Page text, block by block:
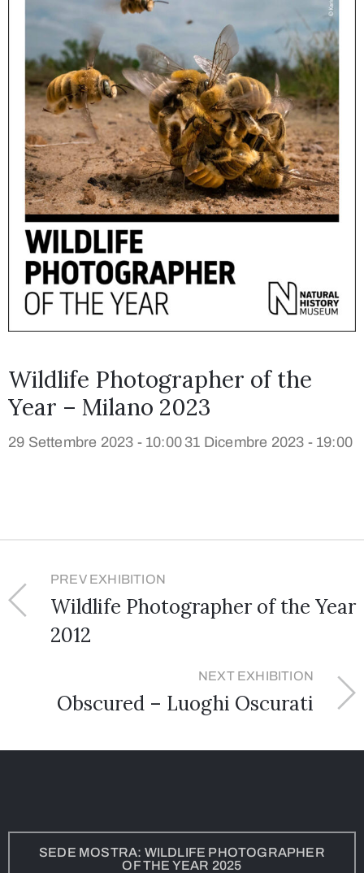
Wildlife Photographer of the
Year – Milano 2023
29 Settembre 2023 - 10:00 31 Dicembre 2023 - 19:00
PREV EXHIBITION
Wildlife Photographer of the Year
2012
NEXT EXHIBITION
Obscured – Luoghi Oscurati
SEDE MOSTRA: WILDLIFE PHOTOGRAPHER
OF THE YEAR 2025